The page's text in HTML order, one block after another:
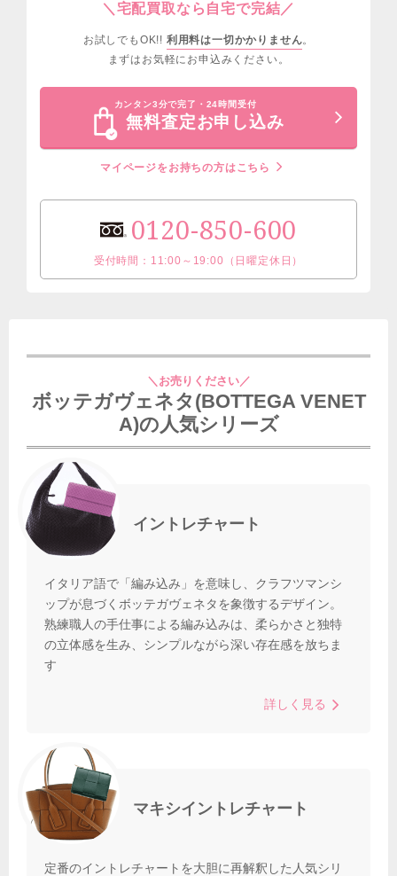
＼宅配買取なら自宅で完結／
お試しでもOK!! 利用料は一切かかりません。
まずはお気軽にお申込みください。
カンタン3分で完了・24時間受付
無料査定お申し込み
マイページをお持ちの方はこちら
0120-850-600
受付時間：11:00～19:00（日曜定休日）
＼お売りください／
ボッテガヴェネタ(BOTTEGA VENET
A)の人気シリーズ
イントレチャート
イタリア語で「編み込み」を意味し、クラフツマンシ
ップが息づくボッテガヴェネタを象徴するデザイン。
熟練職人の手仕事による編み込みは、柔らかさと独特
の立体感を生み、シンプルながら深い存在感を放ちま
す
詳しく見る
マキシイントレチャート
定番のイントレチャートを大胆に再解釈した人気シリ